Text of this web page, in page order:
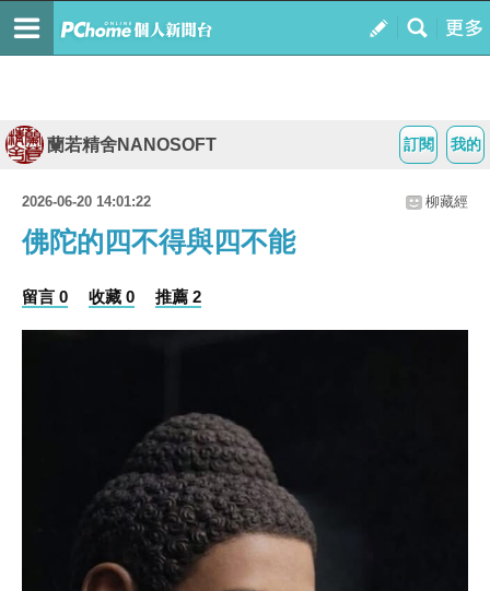
我的
訂閱
蘭若精舍NANOSOFT
2026-06-20 14:01:22 柳藏經
佛陀的四不得與四不能
留言 0 收藏 0 推薦 2